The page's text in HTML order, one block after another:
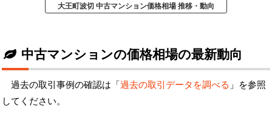
大王町波切 中古マンション価格相場 推移・動向
中古マンションの価格相場の最新動向
過去の取引事例の確認は「過去の取引データを調べる 」を参照
してください。